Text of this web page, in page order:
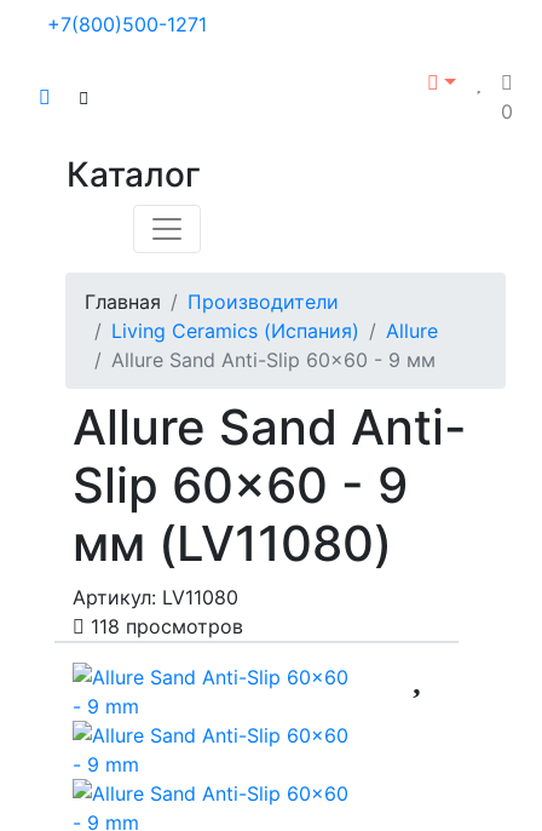
+7(800)500-1271
0
Каталог
Главная
Производители
Living Ceramics (Испания)
Allure
Allure Sand Anti-Slip 60x60 - 9 мм
Allure Sand Anti-
Slip 60x60 - 9
мм (LV11080)
Артикул: LV11080
118 просмотров